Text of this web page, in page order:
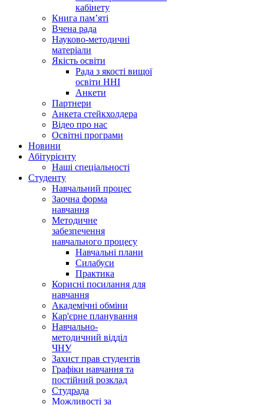
кабінету
Книга памʼяті
Вчена рада
Науково-методичні
матеріали
Якість освіти
Рада з якості вищої
освіти ННІ
Анкети
Партнери
Анкета стейкхолдера
Відео про нас
Освітні програми
Hовини
Абітурієнту
Наші спеціальності
Студенту
Навчальний процес
Заочна форма
навчання
Методичне
забезпечення
навчального процесу
Навчальні плани
Силабуси
Практика
Корисні посилання для
навчання
Академічні обміни
Кар'єрне планування
Навчально-
методичний відділ
ЧНУ
Захист прав студентів
Графіки навчання та
постійний розклад
Студрада
Можливості за